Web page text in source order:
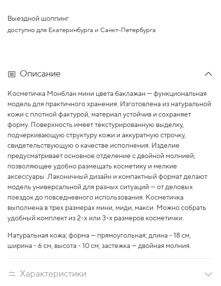
Выездной шоппинг
доступно для Екатеринбурга и Санкт-Петербурга
Описание
Косметичка Монблан мини цвета баклажан — функциональная
модель для практичного хранения. Изготовлена из натуральной
кожи с плотной фактурой, материал устойчив и сохраняет
форму. Поверхность имеет текстурированную выделку,
подчеркивающую структуру кожи и аккуратную строчку,
свидетельствующую о качестве исполнения. Изделие
предусматривает основное отделение с двойной молнией,
позволяющее удобно размещать косметику и мелкие
аксессуары. Лаконичный дизайн и компактный формат делают
модель универсальной для разных ситуаций — от деловых
поездок до повседневного использования. Косметичка
выполнена в трех размерах мини, миди, макси. Можно собрать
удобный комплект из 2-х или 3-х размеров косметички.
Натуральная кожа; форма — прямоугольная; длина - 18 см,
ширина - 6 см, высота - 10 см; застежка — двойная молния.
Характеристики